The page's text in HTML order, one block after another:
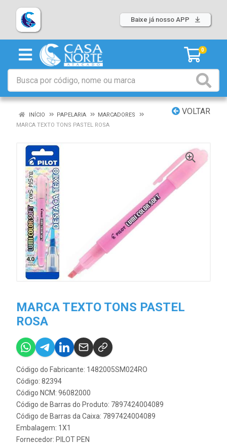
Baixe já nosso APP
0
VOLTAR
INÍCIO PAPELARIA
MARCADORES
MARCA TEXTO TONS PASTEL ROSA
MARCA TEXTO TONS PASTEL
ROSA
Código do Fabricante: 1482005SM024RO
Código: 82394
Código NCM: 96082000
Código de Barras do Produto: 7897424004089
Código de Barras da Caixa: 7897424004089
Embalagem: 1X1
Fornecedor: PILOT PEN